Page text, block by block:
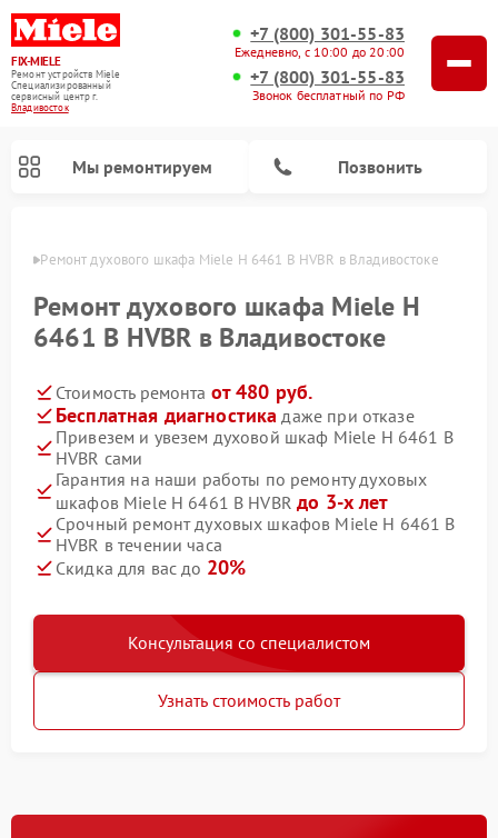
FIX-MIELE
Ремонт устройств Miele
Специализированный
cервисный центр г.
Владивосток
+7 (800) 301-55-83
Ежедневно, с 10:00 до 20:00
+7 (800) 301-55-83
Звонок бесплатный по РФ
Мы ремонтируем Позвонить
Ремонт духового шкафа Miele H 6461 B HVBR в Владивостоке
Ремонт духового шкафа Miele H
6461 B HVBR в Владивостоке
Стоимость ремонта от 480 руб.
Бесплатная диагностика даже при отказе
Привезем и увезем духовой шкаф Miele H 6461 B
HVBR сами
Гарантия на наши работы по ремонту духовых
шкафов Miele H 6461 B HVBRдо 3-х лет
Срочный ремонт духовых шкафов Miele H 6461 B
HVBR в течении часа
Скидка для вас до 20%
Консультация со специалистом
Узнать стоимость работ